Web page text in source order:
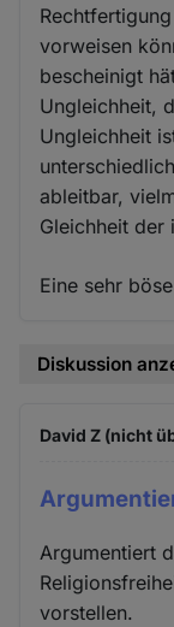
vorweisen
bescheinigt
Ungleichheit,
Ungleichheit
ableitbar,
Gleichheit der
Eine sehr
Diskussion
David Z (nicht
Argumentiert
vorstellen.